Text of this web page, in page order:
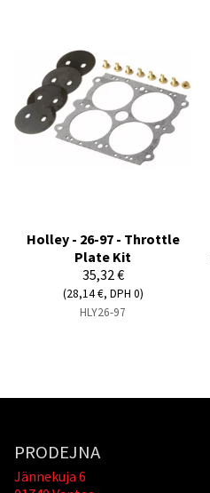
Holley - 26-97 - Throttle
Plate Kit
35,32 €
(28,14 €, DPH 0)
HLY26-97
PRODEJNA
Jännekuja 6